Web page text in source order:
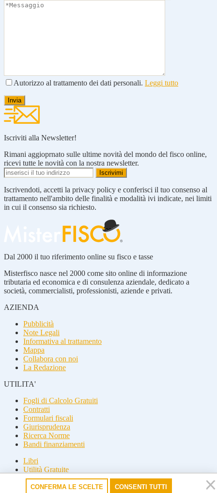
Autorizzo al trattamento dei dati personali. Leggi tutto
Iscriviti alla Newsletter!
Rimani aggioprnato sulle ultime novità del mondo del fisco online,
ricevi tutte le novità con la nostra newsletter.
Iscrivendoti, accetti la privacy policy e conferisci il tuo consenso al
trattamento nell'ambito delle finalità e modalità ivi indicate, nei limiti
in cui il consenso sia richiesto.
Dal 2000 il tuo riferimento online su fisco e tasse
Misterfisco nasce nel 2000 come sito online di informazione
tributaria ed economica e di consulenza aziendale, dedicato a
società, commercialisti, professionisti, aziende e privati.
AZIENDA
Pubblicità
Note Legali
Informativa al trattamento
Mappa
Collabora con noi
La Redazione
UTILITA'
Fogli di Calcolo Gratuiti
Contratti
Formulari fiscali
Giurisprudenza
Ricerca Norme
Bandi finanziamenti
Libri
Utilità Gratuite
Guide fiscali
CONFERMA LE SCELTE CONSENTI TUTTI